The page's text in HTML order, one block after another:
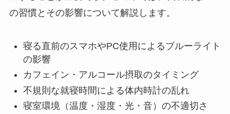
の習慣とその影響について解説します。
寝る直前のスマホやPC使用によるブルーライト
の影響
カフェイン・アルコール摂取のタイミング
不規則な就寝時間による体内時計の乱れ
寝室環境（温度・湿度・光・音）の不適切さ